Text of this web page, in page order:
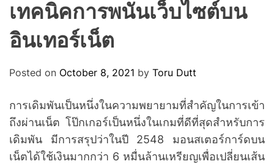
O
R
เทคนิคการพนันเว็บไซต์บน
อินเทอร์เน็ต
Posted on October 8, 2021 by Toru Dutt
การเดิมพันเป็นหนึ่งในความพยายามที่สำคัญในการเข้า
ถึงผ่านเน็ต โป๊กเกอร์เป็นหนึ่งในเกมที่ดีที่สุดสำหรับการ
เดิมพัน มีการสรุปว่าในปี 2548 มอนสเตอร์การ์ดบน
เน็ตได้ใช้เงินมากกว่า 6 หมื่นล้านเหรียญเพื่อเปลี่ยนเส้น